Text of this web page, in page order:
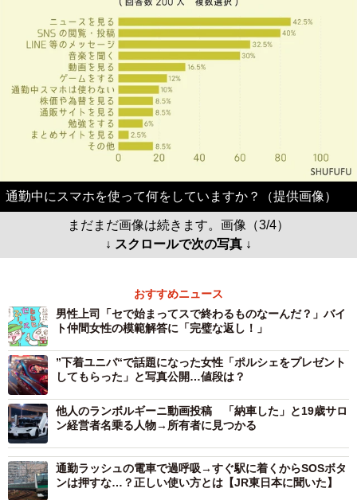
通勤中にスマホを使って何をしていますか？（提供画像）
まだまだ画像は続きます。画像（3/4）
↓ スクロールで次の写真 ↓
おすすめニュース
男性上司「セで始まってスで終わるものなーんだ？」バイ
ト仲間女性の模範解答に「完璧な返し！」
”下着ユニバ“で話題になった女性「ポルシェをプレゼント
してもらった」と写真公開…値段は？
他人のランボルギーニ動画投稿 「納車した」と19歳サロ
ン経営者名乗る人物→所有者に見つかる
通勤ラッシュの電車で過呼吸→すぐ駅に着くからSOSボタ
ンは押すな…？正しい使い方とは【JR東日本に聞いた】